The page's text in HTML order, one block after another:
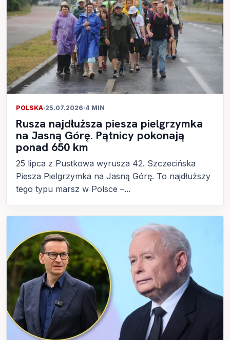
POLSKA·25.07.2026·4 MIN
Rusza najdłuższa piesza pielgrzymka
na Jasną Górę. Pątnicy pokonają
ponad 650 km
25 lipca z Pustkowa wyrusza 42. Szczecińska
Piesza Pielgrzymka na Jasną Górę. To najdłuższy
tego typu marsz w Polsce –...